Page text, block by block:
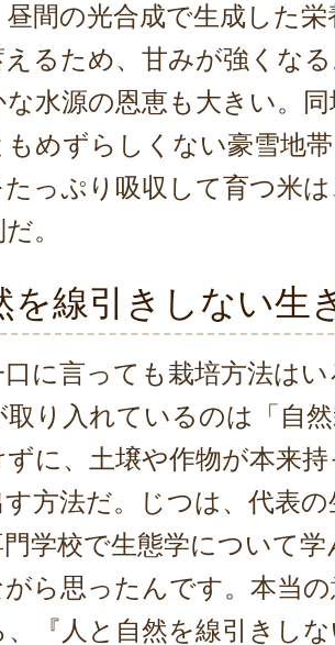
間の光合成で生成した
るため、甘みが強くな
水源の恩恵も大きい。
めずらしくない豪雪地
たっぷり吸収して育つ米
。
を線引きしない生
に言っても栽培方法は
り入れているのは「自
に、土壌や作物が本来
す方法だ。じつは、代表
学校で生態学について
がら思ったんです。本当
『人と自然を線引きし